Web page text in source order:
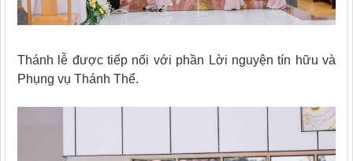
Thánh lễ được tiếp nối với phần Lời nguyện tín hữu và
Phụng vụ Thánh Thể.